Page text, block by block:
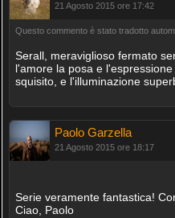
21 Agosto 2015 ore 17:42
Questo commento è stato tradotto
Serall, meraviglioso fermato
l'amore la posa e
squisito, e l'illuminazione
Paolo Garzella
21 Agosto 2015 ore 18:17
Serie veramente fantastica!
Ciao, Paolo